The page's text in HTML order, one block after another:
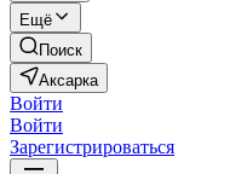
Ещё
Поиск
Аксарка
Войти
Войти
Зарегистрироваться